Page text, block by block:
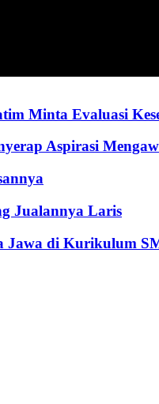
Minta Evaluasi
Aspirasi
Jualannya Laris
Jawa di Kurikulum